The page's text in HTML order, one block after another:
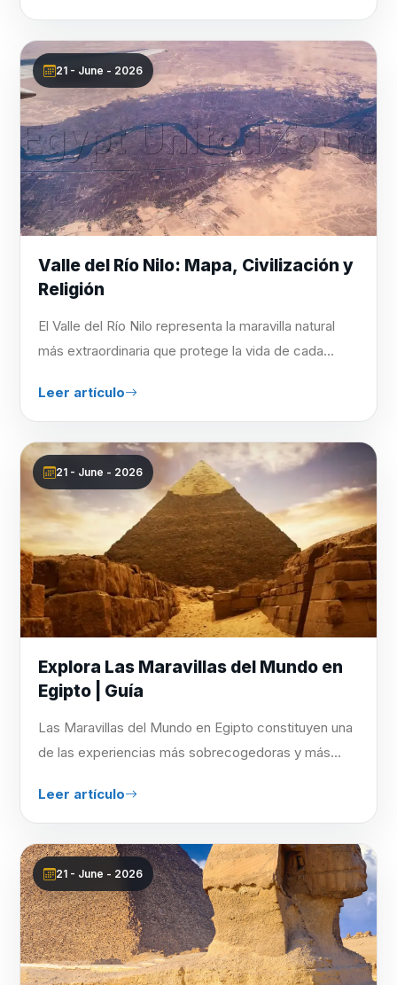
21 - June - 2026
Valle del Río Nilo: Mapa, Civilización y
Religión
El Valle del Río Nilo representa la maravilla natural
más extraordinaria que protege la vida de cada...
Leer artículo
21 - June - 2026
Explora Las Maravillas del Mundo en
Egipto | Guía
Las Maravillas del Mundo en Egipto constituyen una
de las experiencias más sobrecogedoras y más...
Leer artículo
21 - June - 2026